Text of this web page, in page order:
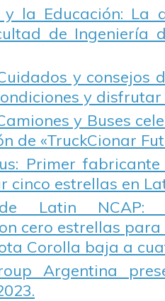
la Educación: La
de Ingeniería
y consejos
y disfrutar
y Buses
de «TruckCionar
Primer
cinco estrellas en
Latin NCAP:
cero estrellas para
Corolla baja a
Argentina